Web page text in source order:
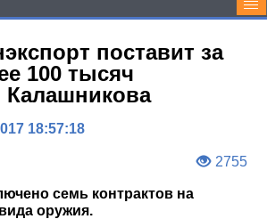
поставит за
100 тысяч
Калашникова
18:57:18
2755
семь контрактов на
оружия.